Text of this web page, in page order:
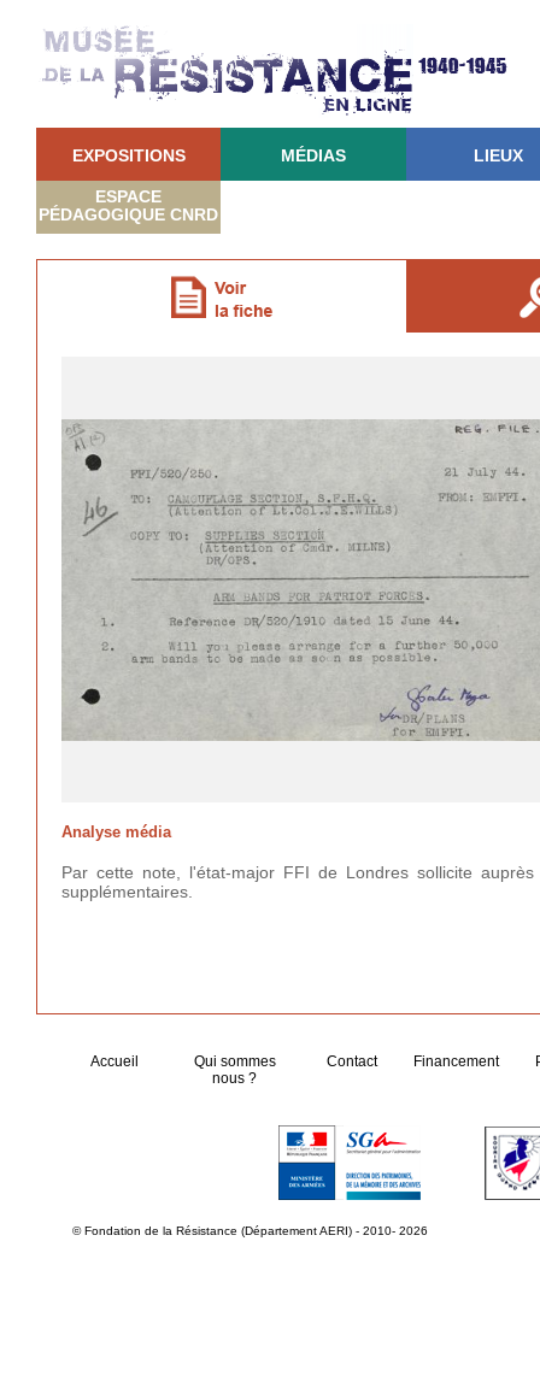
EXPOSITIONS MÉDIAS LIEUX
ESPACE
PÉDAGOGIQUE CNRD
Analyse média
Par cette note, l'état-major FFI de Londres sollicite
supplémentaires.
Accueil
Qui sommes
nous ?
Contact Financement
© Fondation de la Résistance (Département AERI) - 2010- 2026